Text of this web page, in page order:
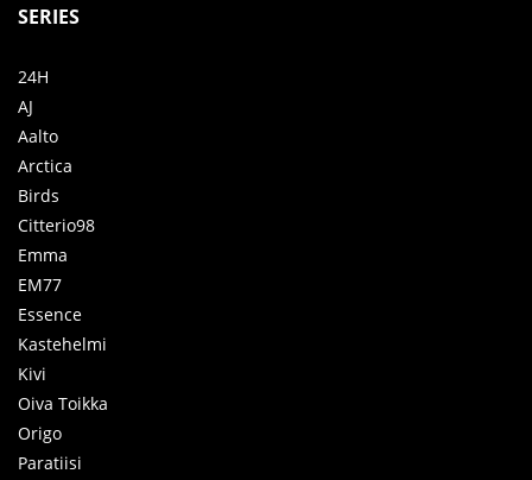
SERIES
24H
AJ
Aalto
Arctica
Birds
Citterio98
Emma
EM77
Essence
Kastehelmi
Kivi
Oiva Toikka
Origo
Paratiisi